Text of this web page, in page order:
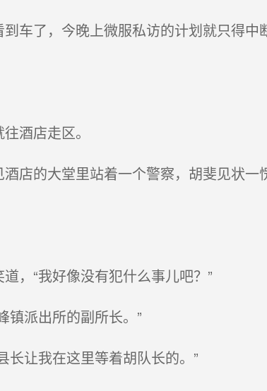
车了，今晚上微服私访的计划就只得中
酒店走区。
店的大堂里站着一个警察，胡斐见状一
，“我好像没有犯什么事儿吧？”
派出所的副所长。”
让我在这里等着胡队长的。”